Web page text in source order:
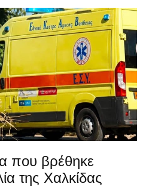
που βρέθηκε
της Χαλκίδας